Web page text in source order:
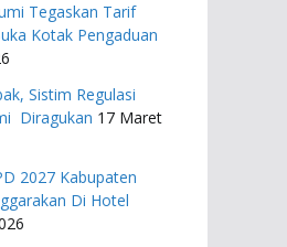
Tegaskan Tarif
Kotak Pengaduan
Sistim Regulasi
Diragukan 17 Maret
2027 ​Kabupaten
Di Hotel